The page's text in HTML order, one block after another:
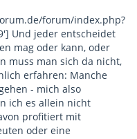
forum/index.php?
Und jeder entscheidet
mag oder kann, oder
muss man sich da nicht,
erfahren: Manche
- mich also
ich es allein nicht
profitiert mit
oder eine